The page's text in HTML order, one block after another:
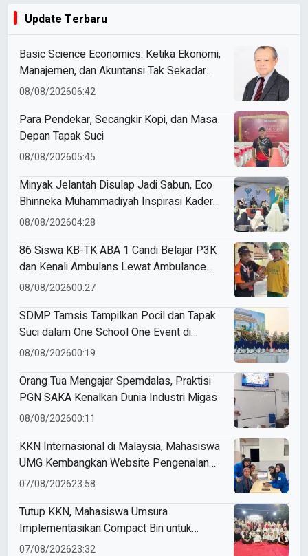
Update Terbaru
Basic Science Economics: Ketika Ekonomi,
Manajemen, dan Akuntansi Tak Sekadar
Bicara Angka
08/08/202606:42
Para Pendekar, Secangkir Kopi, dan Masa
Depan Tapak Suci
08/08/202605:45
Minyak Jelantah Disulap Jadi Sabun, Eco
Bhinneka Muhammadiyah Inspirasi Kader
Nasyiatul Aisyiyah
08/08/202604:28
86 Siswa KB-TK ABA 1 Candi Belajar P3K
dan Kenali Ambulans Lewat Ambulance
Goes to Schools
08/08/202600:27
SDMP Tamsis Tampilkan Pocil dan Tapak
Suci dalam One School One Event di
Mojokerto
08/08/202600:19
Orang Tua Mengajar Spemdalas, Praktisi
PGN SAKA Kenalkan Dunia Industri Migas
08/08/202600:11
KKN Internasional di Malaysia, Mahasiswa
UMG Kembangkan Website Pengenalan
Budaya Indonesia
07/08/202623:58
Tutup KKN, Mahasiswa Umsura
Implementasikan Compact Bin untuk
Sampah Anorganik di Ketabang
07/08/202623:32